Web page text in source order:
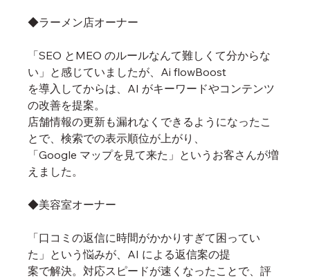
◆ラーメン店オーナー
「SEO とMEO のルールなんて難しくて分からな
い」と感じていましたが、Ai flowBoost
を導入してからは、AI がキーワードやコンテンツ
の改善を提案。
店舗情報の更新も漏れなくできるようになったこ
とで、検索での表示順位が上がり、
「Google マップを見て来た」というお客さんが増
えました。
◆美容室オーナー
「口コミの返信に時間がかかりすぎて困ってい
た」という悩みが、AI による返信案の提
案で解決。対応スピードが速くなったことで、評